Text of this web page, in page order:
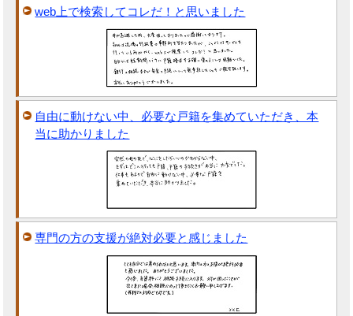
web上で検索してコレだ！と思いました
自由に動けない中、必要な戸籍を集めていただき、本
当に助かりました
専門の方の支援が絶対必要と感じました